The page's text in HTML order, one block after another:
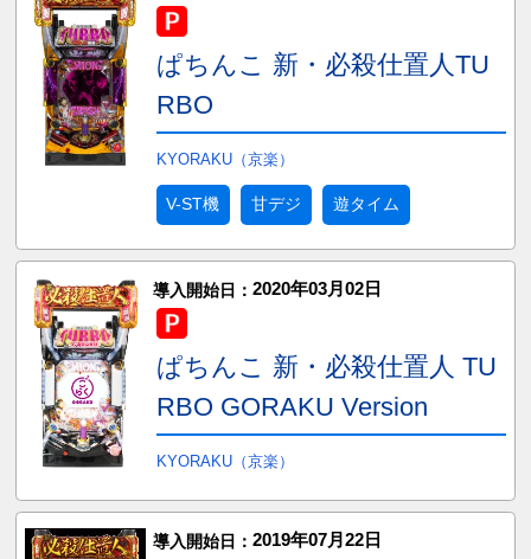
ぱちんこ 新・必殺仕置人TU
RBO
KYORAKU（京楽）
V-ST機 甘デジ 遊タイム
導入開始日： 2020年03月02日
ぱちんこ 新・必殺仕置人 TU
RBO GORAKU Version
KYORAKU（京楽）
導入開始日： 2019年07月22日